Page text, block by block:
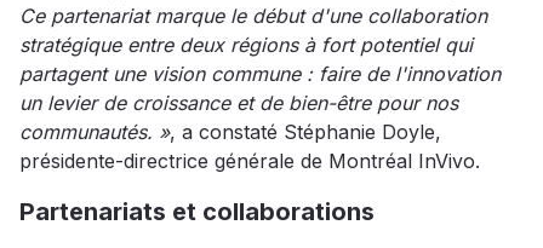
Ce partenariat marque le début d'une collaboration
stratégique entre deux régions à fort potentiel qui
partagent une vision commune : faire de l'innovation
un levier de croissance et de bien-être pour nos
communautés. », a constaté Stéphanie Doyle,
présidente-directrice générale de Montréal InVivo.
Partenariats et collaborations